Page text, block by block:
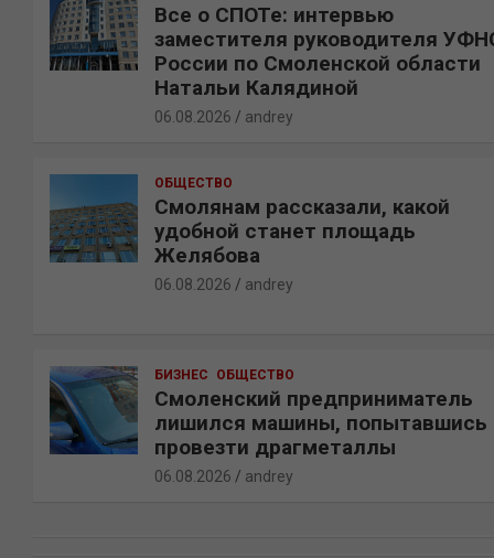
Все о СПОТе: интервью
заместителя руководителя
России по Смоленской области
Натальи Калядиной
06.08.2026 andrey
ОБЩЕСТВО
Смолянам рассказали, какой
удобной станет площадь
Желябова
06.08.2026 andrey
БИЗНЕС ОБЩЕСТВО
Смоленский предприниматель
лишился машины, попытавшись
провезти драгметаллы
06.08.2026 andrey